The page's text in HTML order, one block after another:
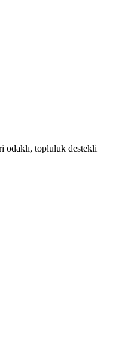
odaklı, topluluk destekli